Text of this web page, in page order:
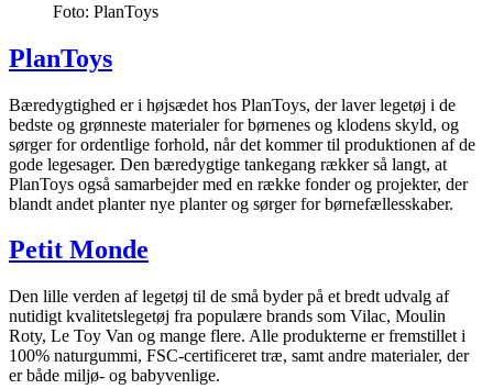
Foto: PlanToys
PlanToys
Bæredygtighed er i højsædet hos PlanToys, der laver legetøj i de
bedste og grønneste materialer for børnenes og klodens skyld, og
sørger for ordentlige forhold, når det kommer til produktionen af de
gode legesager. Den bæredygtige tankegang rækker så langt, at
PlanToys også samarbejder med en række fonder og projekter, der
blandt andet planter nye planter og sørger for børnefællesskaber.
Petit Monde
Den lille verden af legetøj til de små byder på et bredt udvalg af
nutidigt kvalitetslegetøj fra populære brands som Vilac, Moulin
Roty, Le Toy Van og mange flere. Alle produkterne er fremstillet i
100% naturgummi, FSC-certificeret træ, samt andre materialer, der
er både miljø- og babyvenlige.